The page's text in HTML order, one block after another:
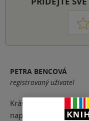
1
PETRA BENCOVÁ
registrovaný uživatel
Krásný, emotivní
napsána čtivě, krátké